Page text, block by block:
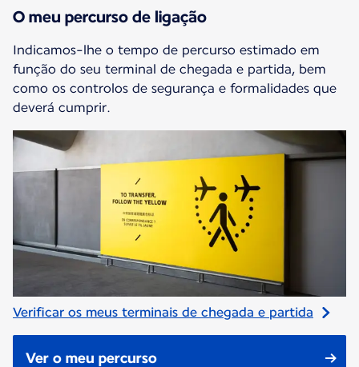
O meu percurso de ligação
Indicamos-lhe o tempo de percurso estimado em
função do seu terminal de chegada e partida, bem
como os controlos de segurança e formalidades que
deverá cumprir.
Verificar os meus terminais de chegada e partida
Ver o meu percurso